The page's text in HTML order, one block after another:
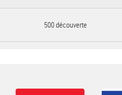
500 découverte